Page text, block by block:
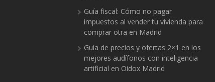
Guía fiscal: Cómo no pagar
impuestos al vender tu vivienda para
comprar otra en Madrid
Guía de precios y ofertas 2×1 en los
mejores audífonos con inteligencia
artificial en Oidox Madrid